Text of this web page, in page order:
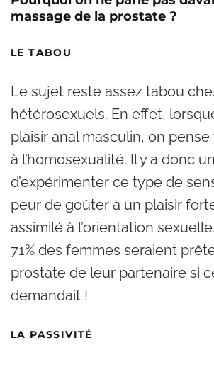
massage de la prostate ?
LE TABOU
Le sujet reste assez tabou
hétérosexuels. En effet,
plaisir anal masculin, on
à l’homosexualité. Il y a donc
d’expérimenter ce type de
peur de goûter à un plaisir
assimilé à l’orientation
71% des femmes seraient
prostate de leur partenaire si
demandait !
LA PASSIVITÉ